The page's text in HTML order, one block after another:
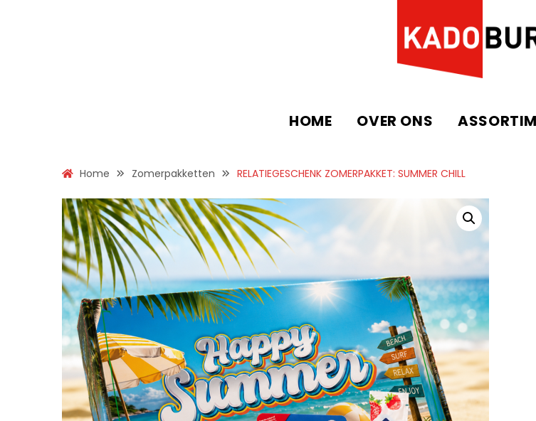
HOME OVER ONS
Home Zomerpakketten RELATIEGESCHENK ZOMERPAKKET: SUMMER CHILL